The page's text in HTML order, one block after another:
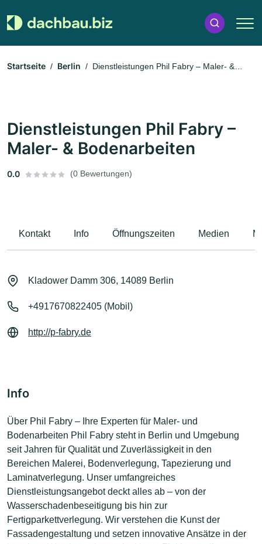
Startseite Berlin
Dienstleistungen Phil Fabry – Maler- &
Dienstleistungen Phil Fabry –
Maler- & Bodenarbeiten
0.0 (0 Bewertungen)
Kontakt Info Öffnungszeiten Medien
Kladower Damm 306, 14089 Berlin
+4917670822405 (Mobil)
http://p-fabry.de
Info
Über Phil Fabry – Ihre Experten für Maler- und
Bodenarbeiten Phil Fabry steht in Berlin und Umgebung
seit Jahren für Qualität und Zuverlässigkeit in den
Bereichen Malerei, Bodenverlegung, Tapezierung und
Laminatverlegung. Unser umfangreiches
Dienstleistungsangebot deckt alles ab – von der
Wasserschadenbeseitigung bis hin zur
Fertigparkettverlegung. Wir verstehen die Kunst der
Fassadengestaltung und setzen innovative Ansätze in der